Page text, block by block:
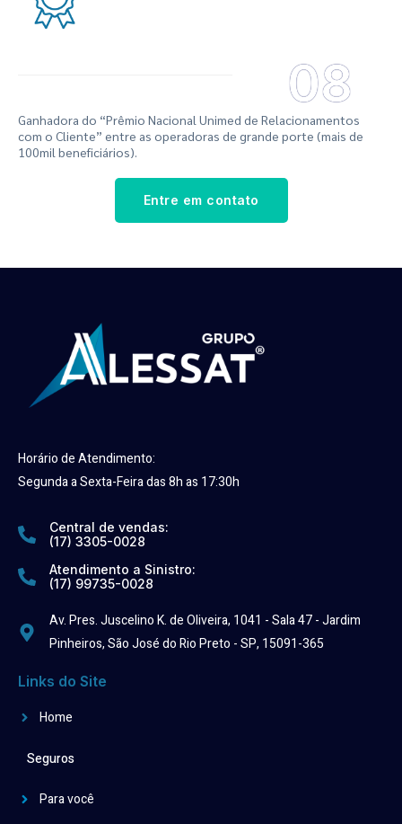
08
Ganhadora do “Prêmio Nacional Unimed de Relacionamentos
com o Cliente” entre as operadoras de grande porte (mais de
100mil beneficiários).
Entre em contato
Horário de Atendimento:
Segunda a Sexta-Feira das 8h as 17:30h
Central de vendas:
(17) 3305-0028
Atendimento a Sinistro:
(17) 99735-0028
Av. Pres. Juscelino K. de Oliveira, 1041 - Sala 47 - Jardim
Pinheiros, São José do Rio Preto - SP, 15091-365
Links do Site
Home
Seguros
Para você